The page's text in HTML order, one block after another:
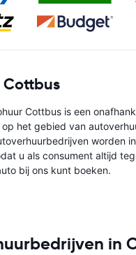
Cottbus is een
het gebied van
worden
u als consument altijd
bij ons kunt boeken.
in